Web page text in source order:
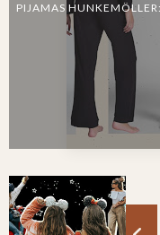
PIJAMAS